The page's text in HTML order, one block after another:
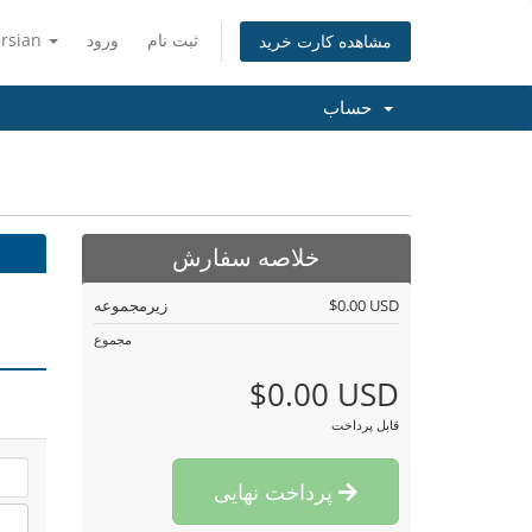
ورود ثبت نام مشاهده کارت خرید
خلاصه سفارش
زیرمجموعه $0.00 USD
مجموع
$0.00 USD
قابل پرداخت